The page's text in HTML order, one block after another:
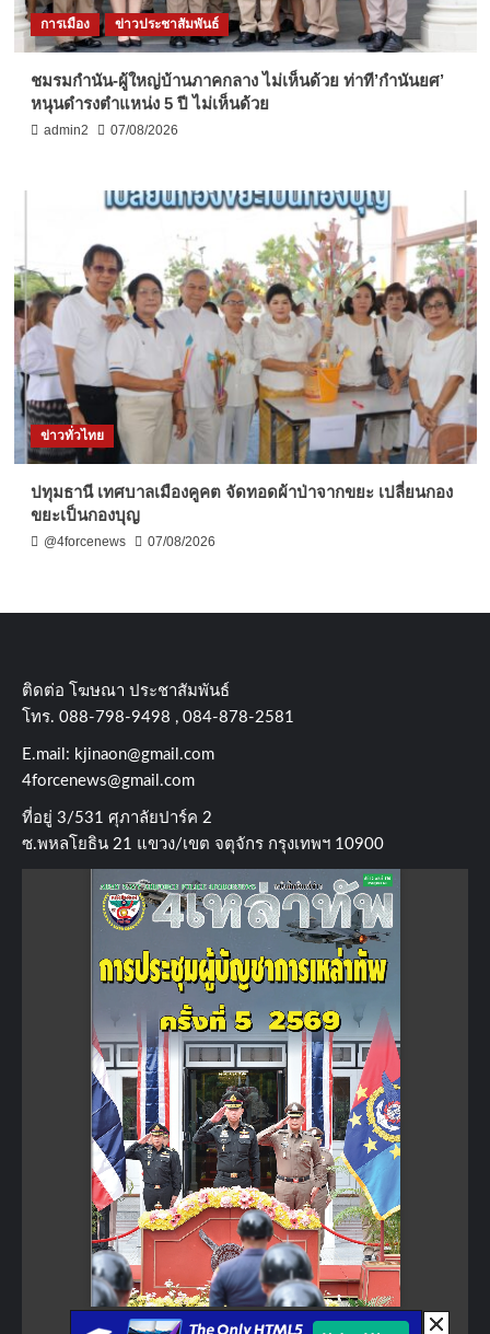
การเมือง ข่าวประชาสัมพันธ์
ชมรมกำนัน-ผู้ใหญ่บ้านภาคกลาง ไม่เห็นด้วย ท่าที’กำนันยศ’
หนุนดำรงตำแหน่ง 5 ปี ไม่เห็นด้วย
admin2 07/08/2026
ข่าวทั่วไทย
ปทุมธานี เทศบาลเมืองคูคต จัดทอดผ้าป่าจากขยะ เปลี่ยนกอง
ขยะเป็นกองบุญ
@4forcenews 07/08/2026
ติดต่อ​ โฆษณา​ ประชาสัมพันธ์
โทร​. 088-798-9498 , 084-878-2581
E.mail: kjinaon@gmail.com
4forcenews@gmail.com
ที่อยู่​ 3/531​ ศุภาลัยปาร์ค​ 2
ซ.พหลโยธิน​ 21​ แขวง/เขต​ จตุจักร​ กรุงเทพฯ 10900